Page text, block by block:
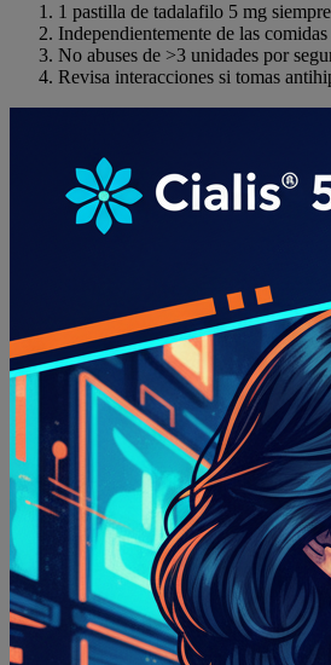
1 pastilla de tadalafilo 5 mg
Independientemente de las
No abuses de >3 unidades por
Revisa interacciones si tomas